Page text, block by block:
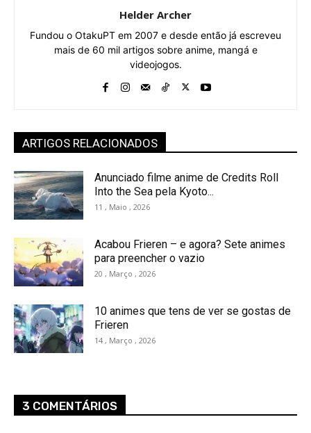
Helder Archer
Fundou o OtakuPT em 2007 e desde então já escreveu
mais de 60 mil artigos sobre anime, mangá e
videojogos.
ARTIGOS RELACIONADOS
Anunciado filme anime de Credits Roll
Into the Sea pela Kyoto...
11 , Maio , 2026
Acabou Frieren – e agora? Sete animes
para preencher o vazio
20 , Março , 2026
10 animes que tens de ver se gostas de
Frieren
14 , Março , 2026
3 COMENTÁRIOS